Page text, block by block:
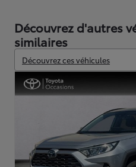
Découvrez d'autres
similaires
Découvrez ces véhicules